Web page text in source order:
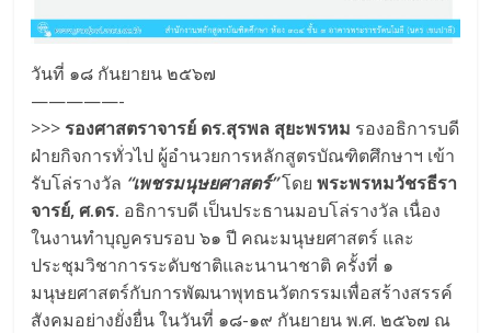
วันที่ ๑๘ กันยายน ๒๕๖๗
—————-
>>> รองศาสตราจารย์ ดร.สุรพล สุยะพรหม รองอธิการบดี
ฝ่ายกิจการทั่วไป ผู้อำนวยการหลักสูตรบัณฑิตศึกษาฯ เข้า
รับโล่รางวัล “เพชรมนุษยศาสตร์”โดยพระพรหมวัชรธีรา
จารย์, ศ.ดร. อธิการบดี เป็นประธานมอบโล่รางวัล เนื่อง
ในงานทำบุญครบรอบ ๖๑ ปี คณะมนุษยศาสตร์ และ
ประชุมวิชาการระดับชาติและนานาชาติ ครั้งที่ ๑
มนุษยศาสตร์กับการพัฒนาพุทธนวัตกรรมเพื่อสร้างสรรค์
สังคมอย่างยั่งยื่น ในวันที่ ๑๘-๑๙ กันยายน พ.ศ. ๒๕๖๗ ณ